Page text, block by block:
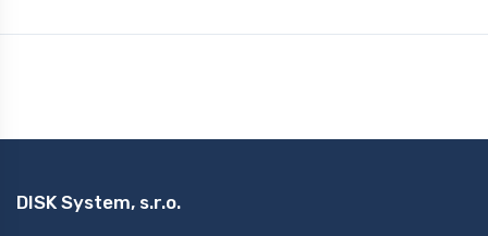
DISK System, s.r.o.